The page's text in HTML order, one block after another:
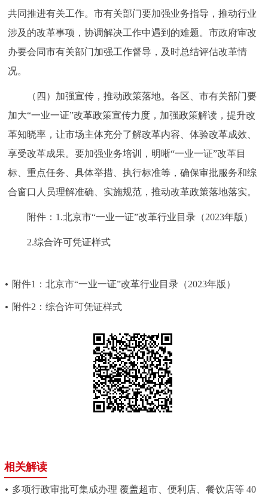
共同推进有关工作。市有关部门要加强业务指导，推动行业
涉及的改革事项，协调解决工作中遇到的难题。市政府审改
办要会同市有关部门加强工作督导，及时总结评估改革情
况。
（四）加强宣传，推动政策落地。各区、市有关部门要
加大“一业一证”改革政策宣传力度，加强政策解读，提升改
革知晓率，让市场主体充分了解改革内容、体验改革成效、
享受改革成果。要加强业务培训，明晰“一业一证”改革目
标、重点任务、具体举措、执行标准等，确保审批服务和综
合窗口人员理解准确、实施规范，推动改革政策落地落实。
附件：1.北京市“一业一证”改革行业目录（2023年版）
2.综合许可凭证样式
附件1：北京市“一业一证”改革行业目录（2023年版）
附件2：综合许可凭证样式
相关解读
多项行政审批可集成办理 覆盖超市、便利店、餐饮店等 40